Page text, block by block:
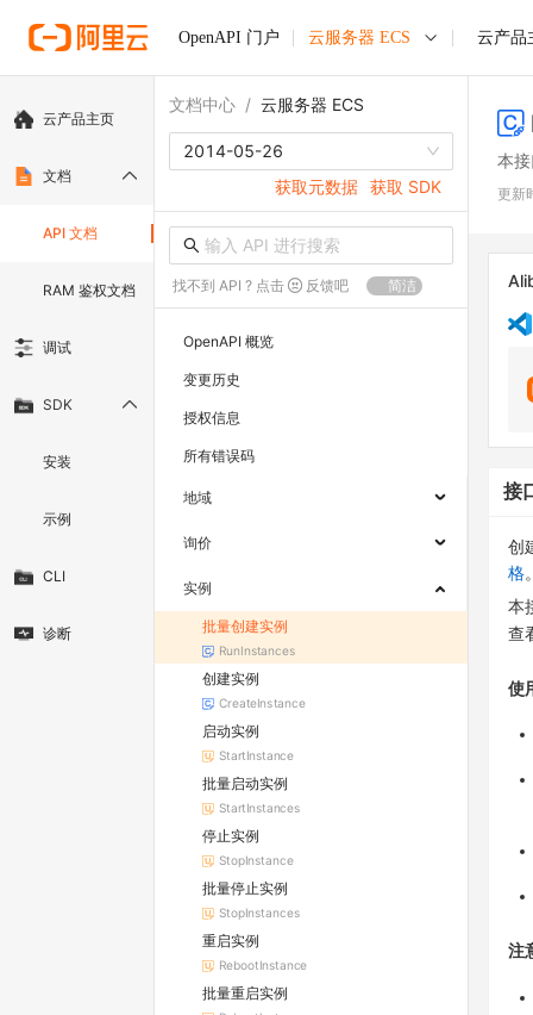
OpenAPI 门户 云服务器 ECS 云产品
云产品主页
文档
API 文档
RAM 鉴权文档
调试
SDK
安装
示例
CLI
诊断
文档中心 / 云服务器 ECS
2014-05-26
获取元数据 获取 SDK
找不到 API ? 点击 反馈吧 简洁
OpenAPI 概览
变更历史
授权信息
所有错误码
地域
询价
实例
批量创建实例
RunInstances
创建实例
CreateInstance
启动实例
StartInstance
批量启动实例
StartInstances
停止实例
StopInstance
批量停止实例
StopInstances
重启实例
RebootInstance
批量重启实例
本
更新
接
创
格
本
查
使
注